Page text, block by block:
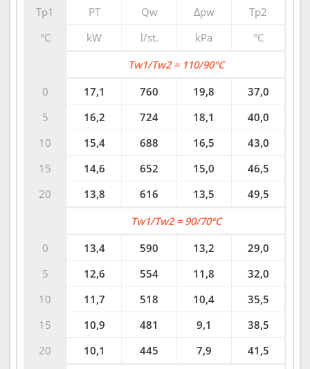
Tp1
°C
PT Qw ∆pw
Tp2
kW
l/st. kPa °C
0
5
10
15
20
Tw1/Tw2 = 110/90°C
17,1
760 19,8
37,0
16,2
724 18,1
40,0
15,4
688 16,5
43,0
14,6
652 15,0
46,5
13,8
616 13,5 49,5
0
5
10
15
20
Tw1/Tw2 = 90/70°C
13,4
590 13,2
29,0
12,6
554 11,8
32,0
11,7
518 10,4
35,5
10,9
481 9,1
38,5
10,1
445 7,9 41,5